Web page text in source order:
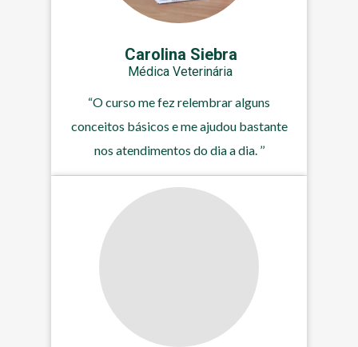
“O curso me fez relembrar alguns
conceitos básicos e me ajudou bastante
nos atendimentos do dia a dia. ’’
Médica Veterinária
Carolina Siebra